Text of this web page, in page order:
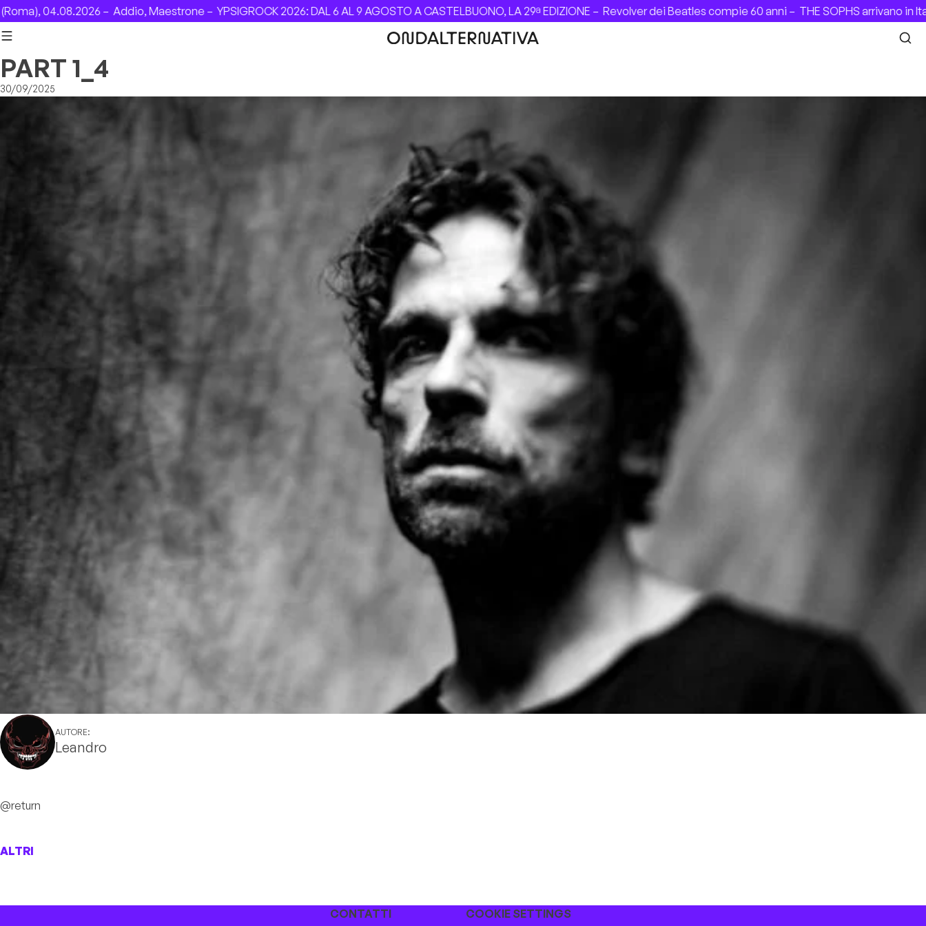
Skip to content
04.08.2026 –Addio, Maestrone –YPSIGROCK 2026: DAL 6 AL 9 AGOSTO A CASTELBUONO, LA 29ª EDIZIONE –Revolver dei Beatles compie 60 anni –THE SOPHS arrivano in
PART 1_4
30/09/2025
AUTORE:
Leandro
@return
ALTRI
CONTATTI COOKIE SETTINGS